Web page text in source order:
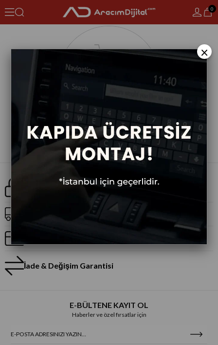
0
Güvenli Alışveriş
İade & Değişim Garantisi
E-BÜLTENE KAYIT OL
Haberler ve özel fırsatlar için
×